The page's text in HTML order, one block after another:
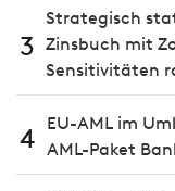
3
Strategisch
Zinsbuch mit
Sensitivitäten
4
EU-AML im
AML-Paket